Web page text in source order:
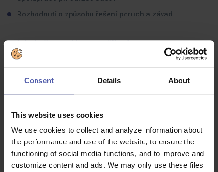
Consent Details About
This website uses cookies
We use cookies to collect and analyze information about
the performance and use of the website, to ensure the
functioning of social media functions, and to improve and
customize content and ads. We may only use these files
Rozhodnutí o způsobu řešení poruch a závad
Jaké zkušenosti byste měli mít:
Chuť pracovat a pozitivní přístup k prováděným úkolům
Cílevědomost, schopnost dotáhnout úkoly do konce
Pečlivost a spolehlivost, zodpovědnost
Samostatnost při práci ale i schopnost pracovat v týmu